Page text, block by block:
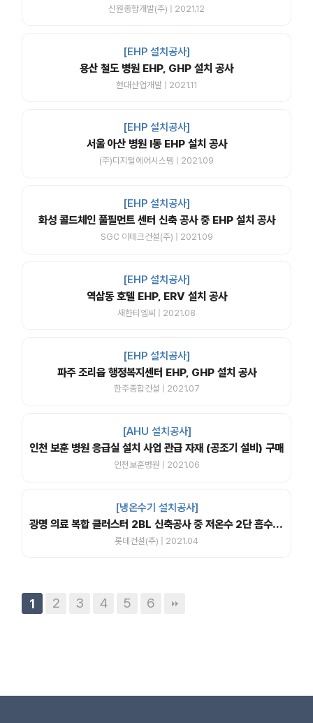
신원종합개발(주) | 2021.12
[EHP 설치공사]
용산 철도 병원 EHP, GHP 설치 공사
현대산업개발 | 2021.11
[EHP 설치공사]
서울 아산 병원 I동 EHP 설치 공사
(주)디지털에어시스템 | 2021.09
[EHP 설치공사]
화성 콜드체인 풀필먼트 센터 신축 공사 중 EHP 설치 공사
SGC 이테크건설(주) | 2021.09
[EHP 설치공사]
역삼동 호텔 EHP, ERV 설치 공사
새한티엠씨 | 2021.08
[EHP 설치공사]
파주 조리읍 행정복지센터 EHP, GHP 설치 공사
한주종합건설 | 2021.07
[AHU 설치공사]
인천 보훈 병원 응급실 설치 사업 관급 자재 (공조기 설비) 구매
인천보훈병원 | 2021.06
[냉온수기 설치공사]
광명 의료 복합 클러스터 2BL 신축공사 중 저온수 2단 흡수식 냉동기 납품 공사
롯데건설(주) | 2021.04
1 2 3 4 5 6